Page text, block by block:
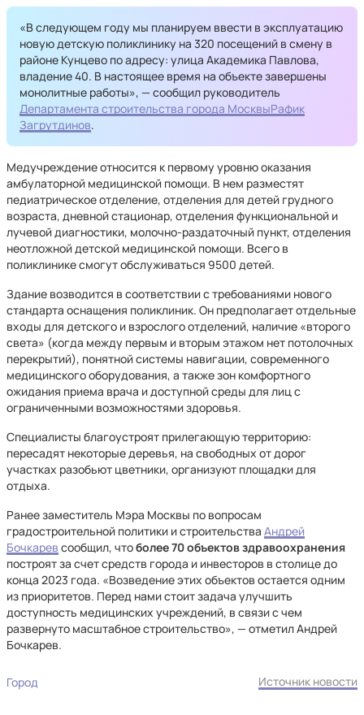
«В следующем году мы планируем ввести в эксплуатацию
новую детскую поликлинику на 320 посещений в смену в
районе Кунцево по адресу: улица Академика Павлова,
владение 40. В настоящее время на объекте завершены
монолитные работы», — сообщил руководитель
Департамента строительства города МосквыРафик
Загрутдинов.
Медучреждение относится к первому уровню оказания
амбулаторной медицинской помощи. В нем разместят
педиатрическое отделение, отделения для детей грудного
возраста, дневной стационар, отделения функциональной и
лучевой диагностики, молочно-раздаточный пункт, отделения
неотложной детской медицинской помощи. Всего в
поликлинике смогут обслуживаться 9500 детей.
Здание возводится в соответствии с требованиями нового
стандарта оснащения поликлиник. Он предполагает отдельные
входы для детского и взрослого отделений, наличие «второго
света» (когда между первым и вторым этажом нет потолочных
перекрытий), понятной системы навигации, современного
медицинского оборудования, а также зон комфортного
ожидания приема врача и доступной среды для лиц с
ограниченными возможностями здоровья.
Специалисты благоустроят прилегающую территорию:
пересадят некоторые деревья, на свободных от дорог
участках разобьют цветники, организуют площадки для
отдыха.
Ранее заместитель Мэра Москвы по вопросам
градостроительной политики и строительства Андрей
Бочкарев сообщил, чтоболее 70 объектов здравоохранения
построят за счет средств города и инвесторов в столице до
конца 2023 года. «Возведение этих объектов остается одним
из приоритетов. Перед нами стоит задача улучшить
доступность медицинских учреждений, в связи с чем
развернуто масштабное строительство», — отметил Андрей
Бочкарев.
Город Источник новости